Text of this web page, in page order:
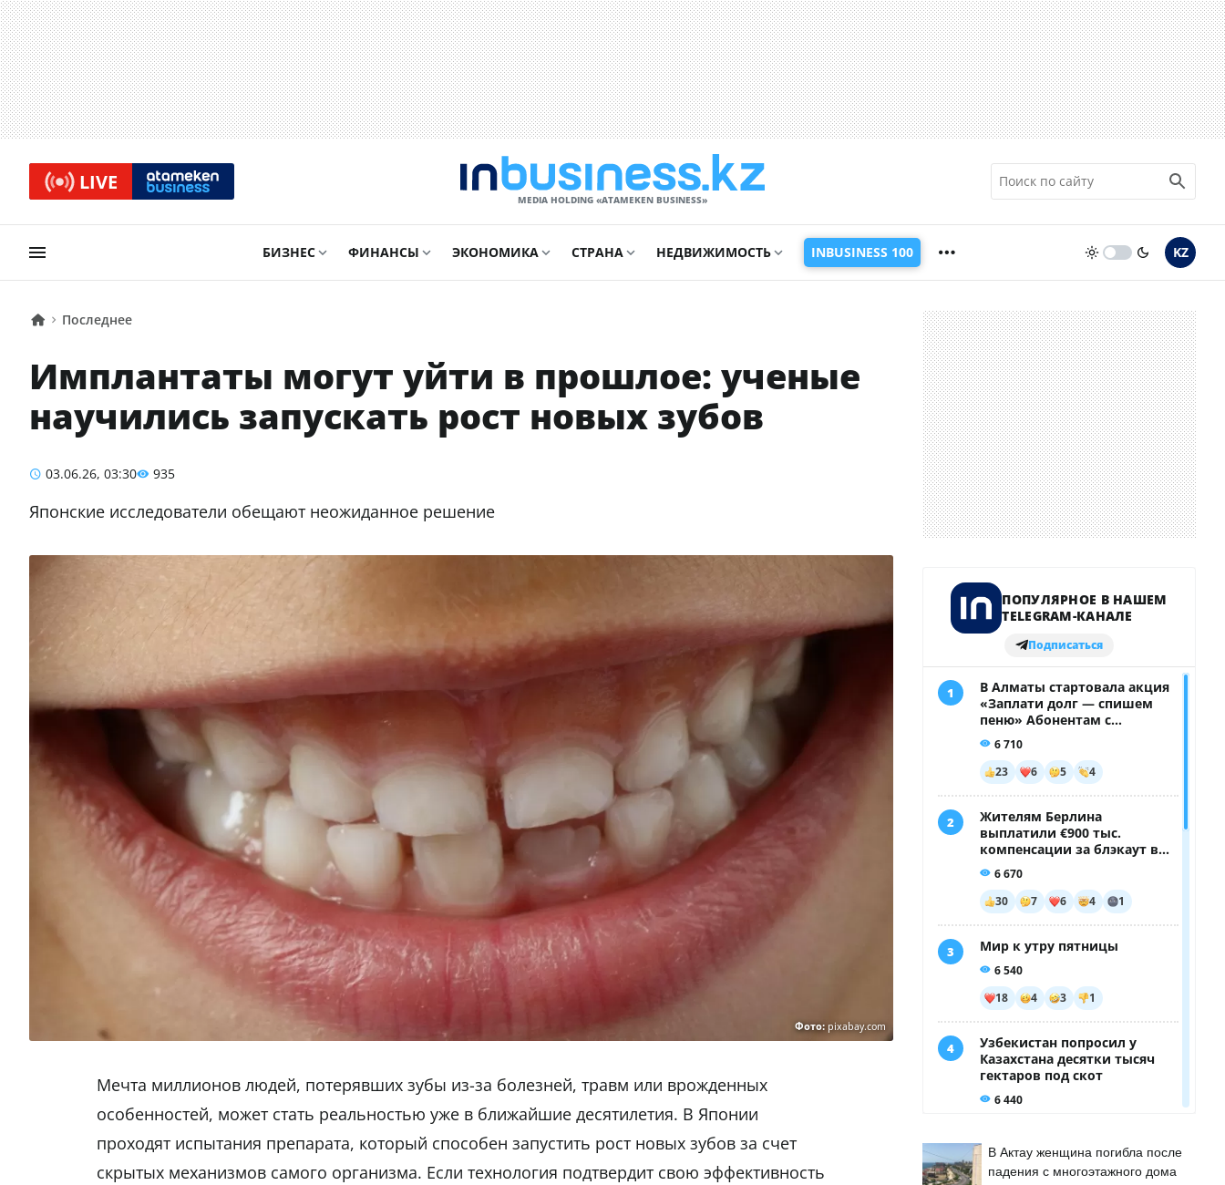
LIVE
MEDIA HOLDING «ATAMEKЕN BUSINESS»
БИЗНЕС ФИНАНСЫ ЭКОНОМИКА СТРАНА НЕДВИЖИМОСТЬ INBUSINESS 100 KZ
Последнее
Имплантаты могут уйти в прошлое: ученые
научились запускать рост новых зубов
03.06.26, 03:30 935
Японские исследователи обещают неожиданное решение
Фото: pixabay.com
Мечта миллионов людей, потерявших зубы из-за болезней, травм или врожденных
особенностей, может стать реальностью уже в ближайшие десятилетия. В Японии
проходят испытания препарата, который способен запустить рост новых зубов за счет
скрытых механизмов самого организма. Если технология подтвердит свою эффективность
В Актау женщина погибла после
падения с многоэтажного дома